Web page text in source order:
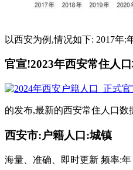
以西安为例,情况如下: 2017年:
官宣!2023年西安常住人
的发布,最新的西安常住人口数
西安市:户籍人口:城镇
海量、准确、即时更新 频率: